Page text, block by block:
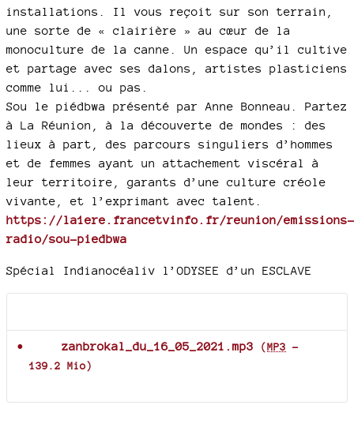
installations. Il vous reçoit sur son terrain,
une sorte de « clairière » au cœur de la
monoculture de la canne. Un espace qu’il cultive
et partage avec ses dalons, artistes plasticiens
comme lui... ou pas.
Sou le piédbwa présenté par Anne Bonneau. Partez
à La Réunion, à la découverte de mondes : des
lieux à part, des parcours singuliers d’hommes
et de femmes ayant un attachement viscéral à
leur territoire, garants d’une culture créole
vivante, et l’exprimant avec talent.
https://la1ere.francetvinfo.fr/reunion/emissions-
radio/sou-piedbwa
Spécial Indianocéaliv l’ODYSEE d’un ESCLAVE
zanbrokal_du_16_05_2021.mp3 (MP3 -
139.2 Mio)